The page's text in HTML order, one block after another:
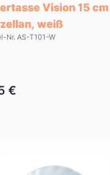
Vision 15 cm
weiß
Nr. AS-T101-W
€